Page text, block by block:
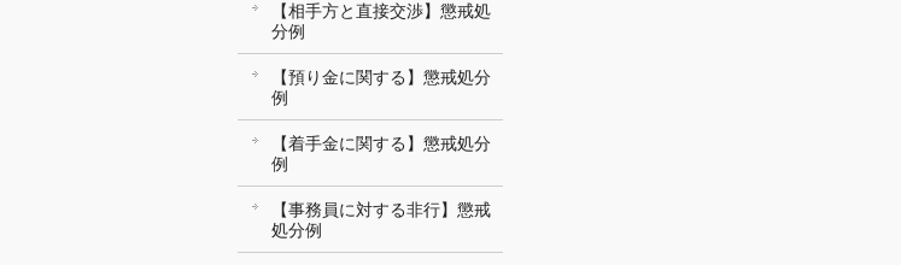
【相手方と直接交渉】懲戒処
分例
【預り金に関する】懲戒処分
例
【着手金に関する】懲戒処分
例
【事務員に対する非行】懲戒
処分例